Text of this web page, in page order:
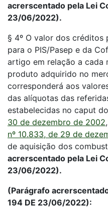
acrerscentado pela Lei
23/06/2022).
§ 4º O valor dos créditos
para o PIS/Pasep e da
artigo em relação a cada
produto adquirido no
corresponderá aos
das alíquotas das
estabelecidas no caput
30 de dezembro de 2002
nº 10.833, de 29 de
de aquisição dos
acrerscentado pela Lei
23/06/2022).
(Parágrafo
194 DE 23/06/2022):